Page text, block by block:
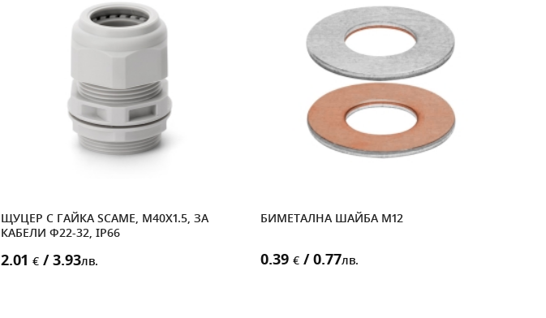
ЩУЦЕР С ГАЙКА SCAME, M40X1.5, ЗА
КАБЕЛИ Ф22-32, IP66
2.01 € / 3.93лв.
БИМЕТАЛНА ШАЙБА M12
0.39 € / 0.77лв.